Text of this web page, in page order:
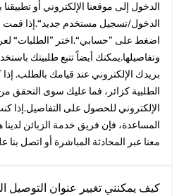
الدخول إلى موقعنا الإلكتروني أو
الدخول/تسجيل مستخدم جديد“.إذا قمت
اضغط على ”حسابي“.اختر ”الطلبات“
وتفاصيلها.يمكنك أيضاً تتبع طلبيتك
بريدك الإلكتروني عند قيامك بالطلب.
الطلبية كزائر، فما عليك سوى التحقق من
الإلكتروني للحصول على التفاصيل.إذا
المساعدة، فإن فريق خدمة الزبائن
معنا عبر المحادثة المباشرة أو اتصل بنا على
كيف يمكنني تغيير عنوان التوصيل